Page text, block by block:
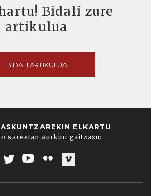
Bidali zure
artikulua
BIDALI ARTIKULUA
ELKARTU
sareetan aurkitu gaitzazu: